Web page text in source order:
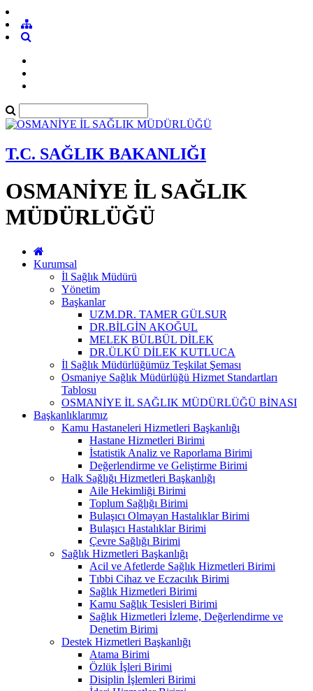
T.C. SAĞLIK BAKANLIĞI
OSMANİYE İL SAĞLIK
MÜDÜRLÜĞÜ
Kurumsal
İl Sağlık Müdürü
Yönetim
Başkanlar
UZM.DR. TAMER GÜLSUR
DR.BİLGİN AKOĞUL
MELEK BÜLBÜL DİLEK
DR.ÜLKÜ DİLEK KUTLUCA
İl Sağlık Müdürlüğümüz Teşkilat Şeması
Osmaniye Sağlık Müdürlüğü Hizmet Standartları
Tablosu
OSMANİYE İL SAĞLIK MÜDÜRLÜĞÜ BİNASI
Başkanlıklarımız
Kamu Hastaneleri Hizmetleri Başkanlığı
Hastane Hizmetleri Birimi
İstatistik Analiz ve Raporlama Birimi
Değerlendirme ve Geliştirme Birimi
Halk Sağlığı Hizmetleri Başkanlığı
Aile Hekimliği Birimi
Toplum Sağlığı Birimi
Bulaşıcı Olmayan Hastalıklar Birimi
Bulaşıcı Hastalıklar Birimi
Çevre Sağlığı Birimi
Sağlık Hizmetleri Başkanlığı
Acil ve Afetlerde Sağlık Hizmetleri Birimi
Tıbbi Cihaz ve Eczacılık Birimi
Sağlık Hizmetleri Birimi
Kamu Sağlık Tesisleri Birimi
Sağlık Hizmetleri İzleme, Değerlendirme ve
Denetim Birimi
Destek Hizmetleri Başkanlığı
Atama Birimi
Özlük İşleri Birimi
Disiplin İşlemleri Birimi